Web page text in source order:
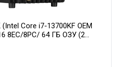
Core i7-13700KF OEM
8EC/8PC/ 64 ГБ ОЗУ (2
OC 16GB GDDR7